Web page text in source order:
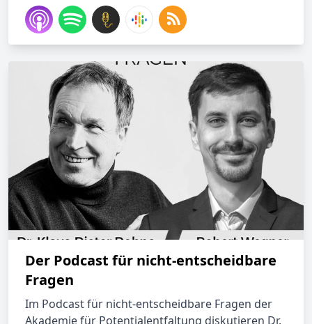
Der Podcast für nicht-entscheidbare
Fragen
Im Podcast für nicht-entscheidbare Fragen der
Akademie für Potentialentfaltung diskutieren Dr.